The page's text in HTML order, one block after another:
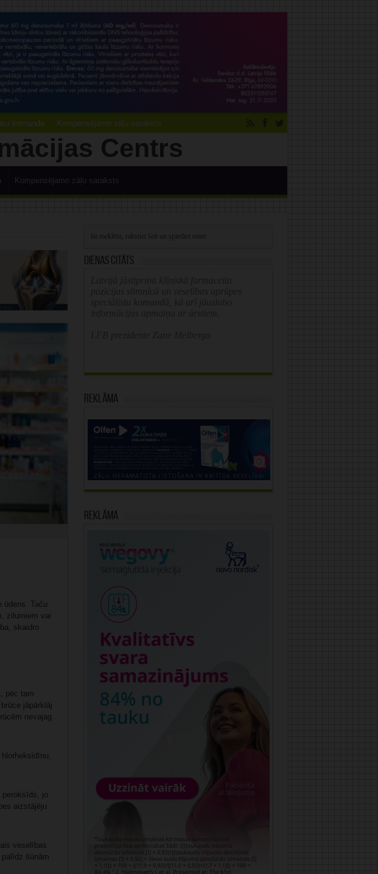
komanda Kompensējamo zāļu saraksts
Kompensējamo zāļu saraksts
ūdens. Taču
zilumiem vai
skaidro
pēc tam
jāpārklāj
nevajag
jo
aizstājēju
veselības
šūnām
Dienas citāts
Reklāma
Reklāma